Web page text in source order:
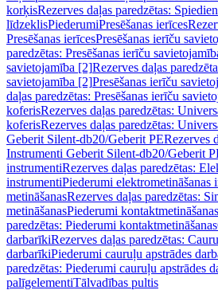
korķisRezerves daļas paredzētas:
līdzeklisPiederumiPresēšanas ierīces
Presēšanas ierīcesPresēšanas ierīču
paredzētas: Presēšanas ierīču
savietojamība [2]Rezerves daļas
savietojamība [2]Presēšanas ierīču
daļas paredzētas: Presēšanas ierīču
koferisRezerves daļas paredzētas:
koferisRezerves daļas paredzētas:
Geberit Silent-db20/Geberit PERezerves
Instrumenti Geberit Silent-db20/Geberit
instrumentiRezerves daļas paredzētas:
instrumentiPiederumi elektrometināšanas
metināšanasRezerves daļas paredzētas:
metināšanasPiederumi kontaktmetināšanas
paredzētas: Piederumi kontaktmetināšanas
darbarīkiRezerves daļas paredzētas:
darbarīkiPiederumi cauruļu apstrādes
paredzētas: Piederumi cauruļu apstrādes
palīgelementiTālvadības pultis